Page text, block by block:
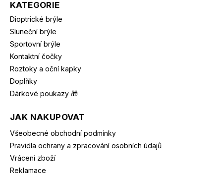
KATEGORIE
Dioptrické brýle
Sluneční brýle
Sportovní brýle
Kontaktní čočky
Roztoky a oční kapky
Doplňky
Dárkové poukazy 🎁
JAK NAKUPOVAT
Všeobecné obchodní podmínky
Pravidla ochrany a zpracování osobních údajů
Vrácení zboží
Reklamace